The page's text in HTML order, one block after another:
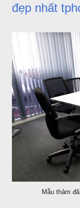
đẹp nhất
Mẫu thảm